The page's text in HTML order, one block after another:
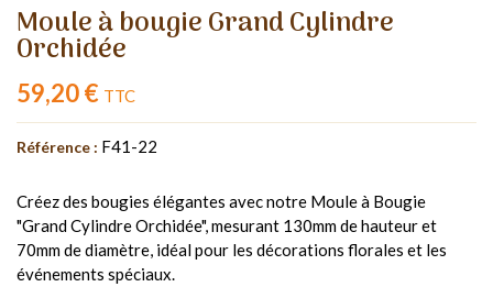
Moule à bougie Grand Cylindre
Orchidée
59,20 € TTC
Référence : F41-22
Créez des bougies élégantes avec notre Moule à Bougie
"Grand Cylindre Orchidée", mesurant 130mm de hauteur et
70mm de diamètre, idéal pour les décorations florales et les
événements spéciaux.